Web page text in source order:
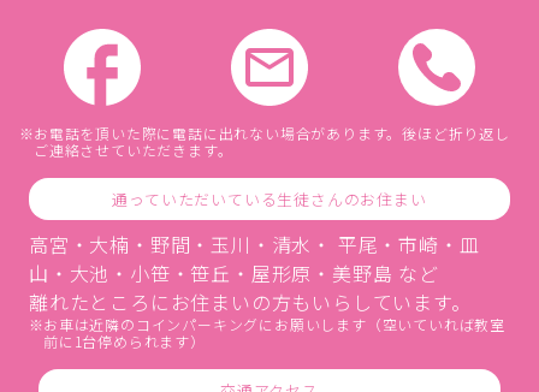
お電話を頂いた際に電話に出れない場合があります。後ほど折り返し
ご連絡させていただきます。
通っていただいている生徒さんのお住まい
高宮・大楠・野間・玉川・清水・ 平尾・市崎・皿
山・大池・小笹・笹丘・屋形原・美野島 など
離れたところにお住まいの方もいらしています。
お車は近隣のコインパーキングにお願いします（空いていれば教室
前に1台停められます）